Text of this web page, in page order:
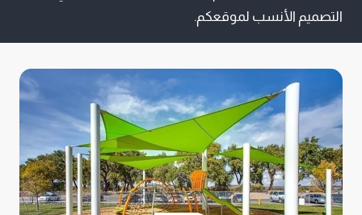
التصميم الأنسب لموقعكم.